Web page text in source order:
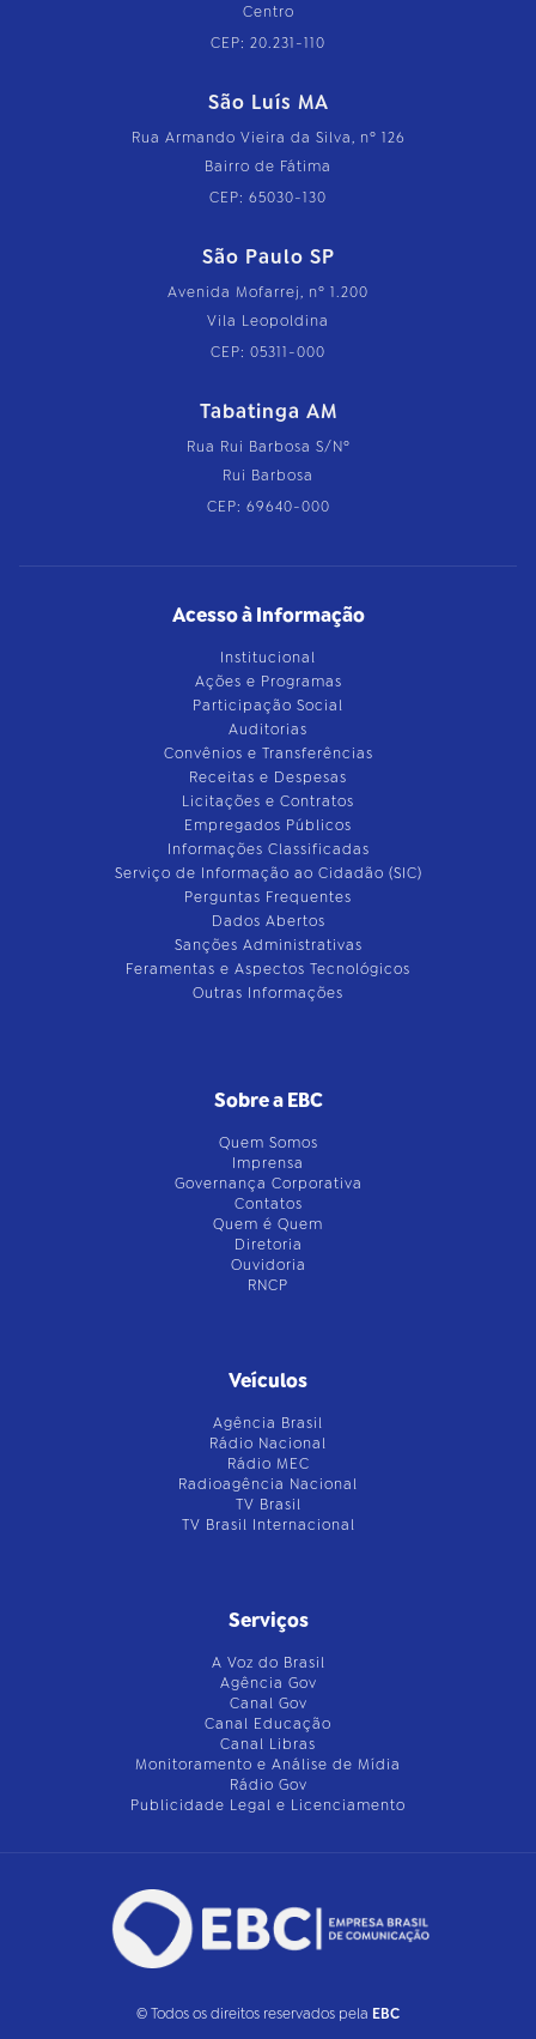
Centro
CEP: 20.231-110
São Luís MA
Rua Armando Vieira da Silva, nº 126
Bairro de Fátima
CEP: 65030-130
São Paulo SP
Avenida Mofarrej, nº 1.200
Vila Leopoldina
CEP: 05311-000
Tabatinga AM
Rua Rui Barbosa S/Nº
Rui Barbosa
CEP: 69640-000
Acesso à Informação
Institucional
Ações e Programas
Participação Social
Auditorias
Convênios e Transferências
Receitas e Despesas
Licitações e Contratos
Empregados Públicos
Informações Classificadas
Serviço de Informação ao Cidadão (SIC)
Perguntas Frequentes
Dados Abertos
Sanções Administrativas
Feramentas e Aspectos Tecnológicos
Outras Informações
Sobre a EBC
Quem Somos
Imprensa
Governança Corporativa
Contatos
Quem é Quem
Diretoria
Ouvidoria
RNCP
Veículos
Agência Brasil
Rádio Nacional
Rádio MEC
Radioagência Nacional
TV Brasil
TV Brasil Internacional
Serviços
A Voz do Brasil
Agência Gov
Canal Gov
Canal Educação
Canal Libras
Monitoramento e Análise de Mídia
Rádio Gov
Publicidade Legal e Licenciamento
© Todos os direitos reservados pela EBC